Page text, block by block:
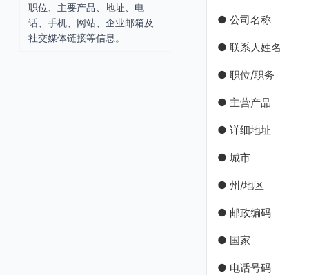
职位、主要产品、地址、电
话、手机、网站、企业邮箱及
社交媒体链接等信息。
● 公司名称
● 联系人姓名
● 职位/职务
● 主营产品
● 详细地址
● 城市
● 州/地区
● 邮政编码
● 国家
● 电话号码